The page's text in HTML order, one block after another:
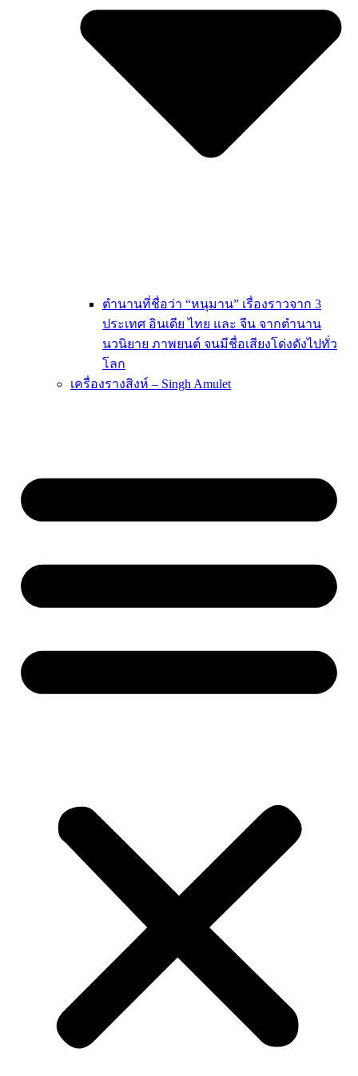
ตำนานที่ชื่อว่า “หนุมาน” เรื่องราวจาก 3
ประเทศ อินเดีย ไทย และ จีน จากตำนาน
นวนิยาย ภาพยนต์ จนมีชื่อเสียงโด่งดังไปทั่ว
โลก
เครื่องรางสิงห์ – Singh Amulet